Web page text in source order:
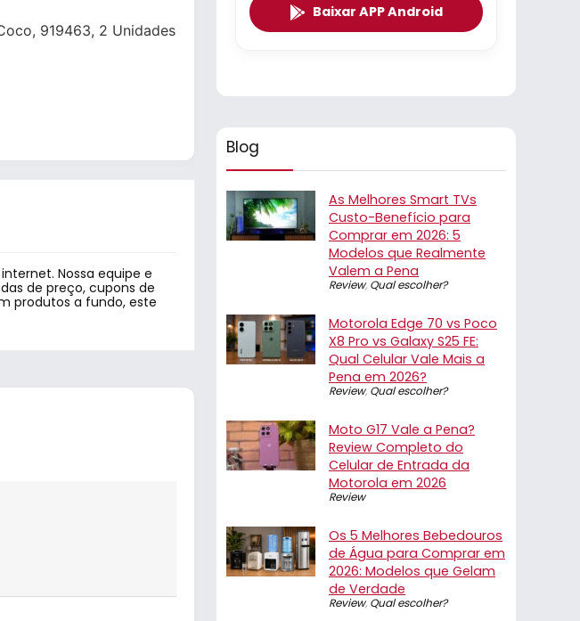
919463, 2 Unidades
Nossa equipe e
de preço, cupons de
produtos a fundo, este
Baixar APP Android
Blog
As Melhores Smart TVs
Custo-Benefício para
Comprar em 2026: 5
Modelos que Realmente
Valem a Pena
Review, Qual escolher?
Motorola Edge 70 vs Poco
X8 Pro vs Galaxy S25 FE:
Qual Celular Vale Mais a
Pena em 2026?
Review, Qual escolher?
Moto G17 Vale a Pena?
Review Completo do
Celular de Entrada da
Motorola em 2026
Review
Os 5 Melhores Bebedouros
de Água para Comprar em
2026: Modelos que Gelam
de Verdade
Review, Qual escolher?